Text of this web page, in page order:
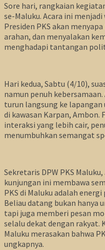
Sore hari, rangkaian
se-Maluku. Acara ini
Presiden PKS akan
arahan, dan menyalakan
menghadapi tantangan
Hari kedua, Sabtu (4/10),
namun penuh
turun langsung ke
di kawasan Karpan, Ambon.
interaksi yang lebih cair,
menumbuhkan semangat
Sekretaris DPW PKS
kunjungan ini membawa
PKS di Maluku adalah
Beliau datang bukan
tapi juga memberi pesan
selalu dekat dengan rakyat.
Maluku merasakan bahwa
ungkapnya.